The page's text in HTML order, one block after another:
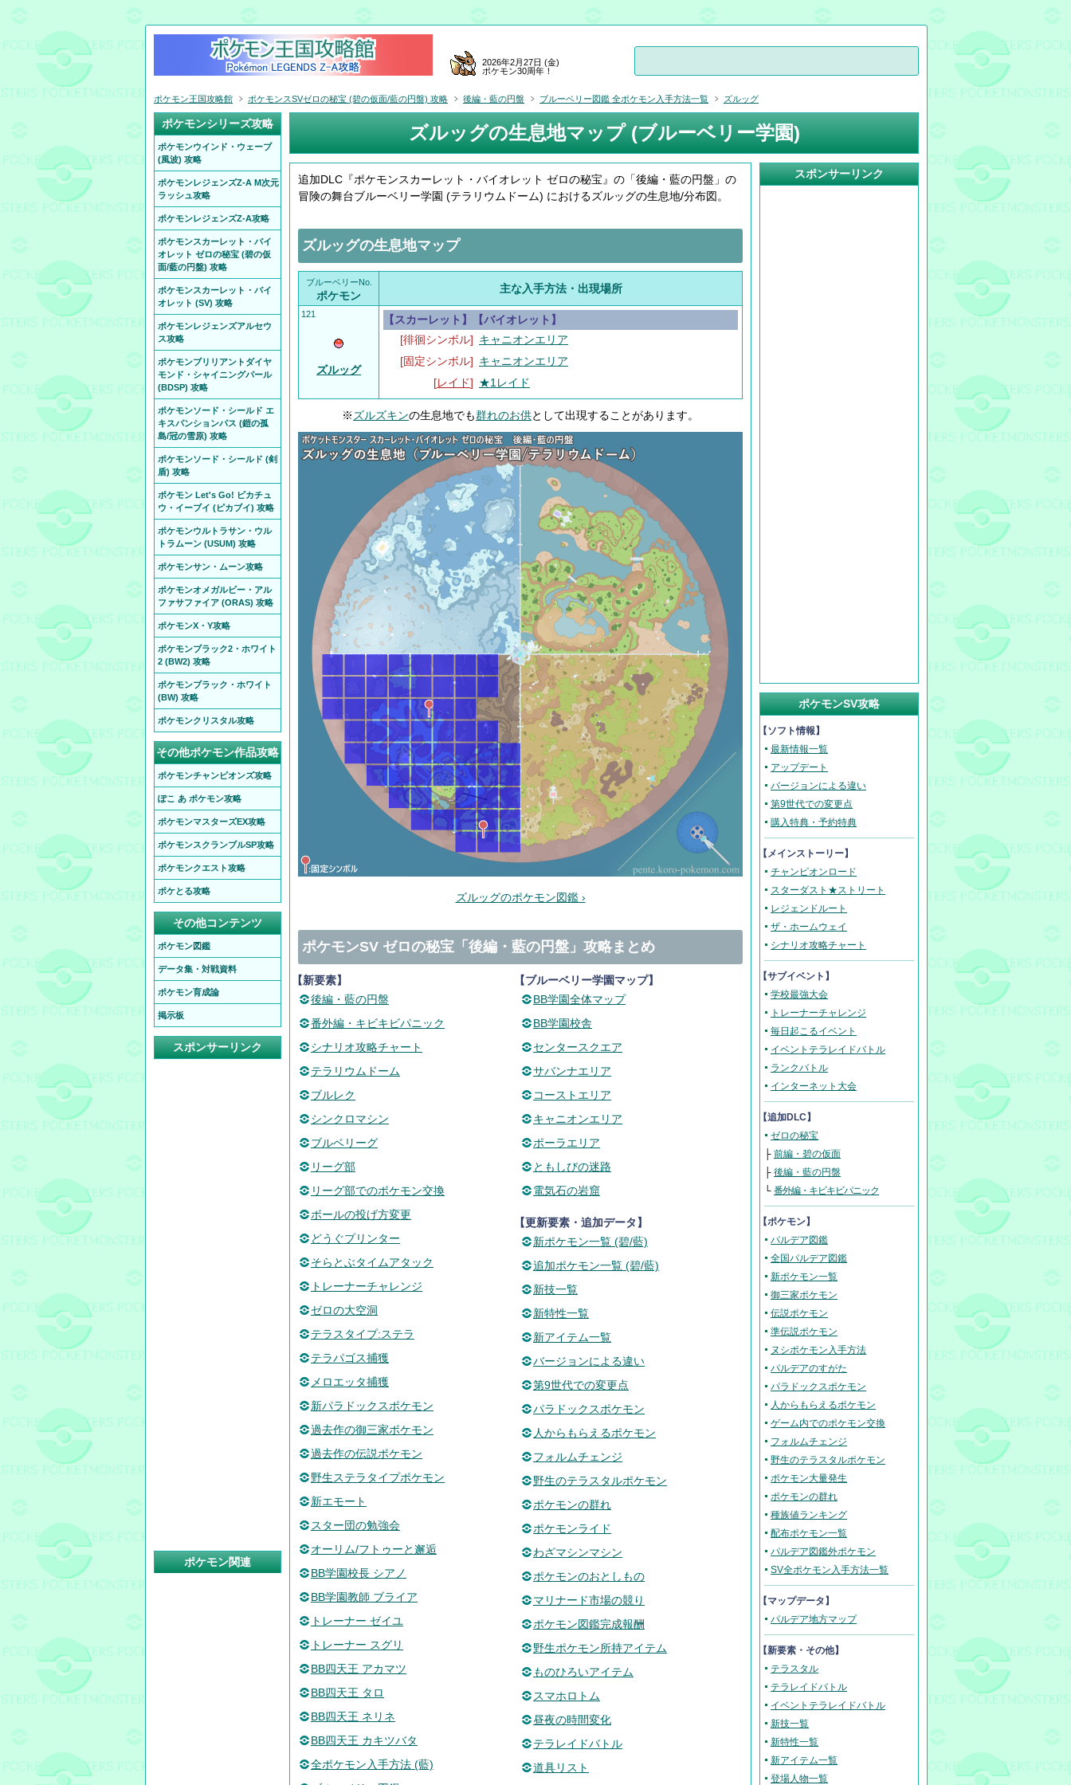
ズルッグの生息地マップ (ブルーベリー学園)
追加DLC『ポケモンスカーレット・バイオレット ゼロの秘宝』の「後編・藍の円盤」の
冒険の舞台ブルーベリー学園 (テラリウムドーム) におけるズルッグの生息地/分布図。
ズルッグの生息地マップ
ブルーベリーNo.
ポケモン
主な入手方法・出現場所
121
ズルッグ
【スカーレット】【バイオレット】
[徘徊シンボル] キャニオンエリア
[固定シンボル] キャニオンエリア
[レイド] ★1レイド
※ ズルズキンの生息地でも群れのお供として出現することがあります。
ズルッグのポケモン図鑑 ›
ポケモンSV ゼロの秘宝「後編・藍の円盤」攻略まとめ
【新要素】
後編・藍の円盤
番外編・キビキビパニック
シナリオ攻略チャート
テラリウムドーム
ブルレク
シンクロマシン
ブルベリーグ
リーグ部
リーグ部でのポケモン交換
ボールの投げ方変更
どうぐプリンター
そらとぶタイムアタック
トレーナーチャレンジ
ゼロの大空洞
テラスタイプ:ステラ
テラパゴス捕獲
メロエッタ捕獲
新パラドックスポケモン
過去作の御三家ポケモン
過去作の伝説ポケモン
野生ステラタイプポケモン
新エモート
スター団の勉強会
オーリム/フトゥーと邂逅
BB学園校長 シアノ
BB学園教師 ブライア
トレーナー ゼイユ
トレーナー スグリ
BB四天王 アカマツ
BB四天王 タロ
BB四天王 ネリネ
BB四天王 カキツバタ
全ポケモン入手方法 (藍)
【ブルーベリー学園マップ】
BB学園全体マップ
BB学園校舎
センタースクエア
サバンナエリア
コーストエリア
キャニオンエリア
ポーラエリア
ともしびの迷路
電気石の岩窟
【更新要素・追加データ】
新ポケモン一覧 (碧/藍)
追加ポケモン一覧 (碧/藍)
新技一覧
新特性一覧
新アイテム一覧
バージョンによる違い
第9世代での変更点
パラドックスポケモン
人からもらえるポケモン
フォルムチェンジ
野生のテラスタルポケモン
ポケモンの群れ
ポケモンライド
わざマシンマシン
ポケモンのおとしもの
マリナード市場の競り
ポケモン図鑑完成報酬
野生ポケモン所持アイテム
ものひろいアイテム
スマホロトム
昼夜の時間変化
テラレイドバトル
道具リスト
スポンサーリンク
ポケモンSV攻略
【ソフト情報】
最新情報一覧
アップデート
バージョンによる違い
第9世代での変更点
購入特典・予約特典
【メインストーリー】
チャンピオンロード
スターダスト★ストリート
レジェンドルート
ザ・ホームウェイ
シナリオ攻略チャート
【サブイベント】
学校最強大会
トレーナーチャレンジ
毎日起こるイベント
イベントテラレイドバトル
ランクバトル
インターネット大会
【追加DLC】
ゼロの秘宝
├ 前編・碧の仮面
├ 後編・藍の円盤
└ 番外編・キビキビパニック
【ポケモン】
パルデア図鑑
全国パルデア図鑑
新ポケモン一覧
御三家ポケモン
伝説ポケモン
準伝説ポケモン
ヌシポケモン入手方法
パルデアのすがた
パラドックスポケモン
人からもらえるポケモン
ゲーム内でのポケモン交換
フォルムチェンジ
野生のテラスタルポケモン
ポケモン大量発生
ポケモンの群れ
種族値ランキング
配布ポケモン一覧
パルデア図鑑外ポケモン
SV全ポケモン入手方法一覧
【マップデータ】
パルデア地方マップ
【新要素・その他】
テラスタル
テラレイドバトル
イベントテラレイドバトル
新技一覧
新特性一覧
新アイテム一覧
登場人物一覧
2026年2月27日 (金)
ポケモン30周年！
ポケモン王国攻略館 ポケモンスSVゼロの秘宝 (碧の仮面/藍の円盤) 攻略 後編・藍の円盤 ブルーベリー図鑑 全ポケモン入手方法一覧 ズルッグ
ポケモンシリーズ攻略
ポケモンウインド・ウェーブ
(風波) 攻略
ポケモンレジェンズZ-A M次元
ラッシュ攻略
ポケモンレジェンズZ-A攻略
ポケモンスカーレット・バイ
オレット ゼロの秘宝 (碧の仮
面/藍の円盤) 攻略
ポケモンスカーレット・バイ
オレット (SV) 攻略
ポケモンレジェンズアルセウ
ス攻略
ポケモンブリリアントダイヤ
モンド・シャイニングパール
(BDSP) 攻略
ポケモンソード・シールド エ
キスパンションパス (鎧の孤
島/冠の雪原) 攻略
ポケモンソード・シールド (剣
盾) 攻略
ポケモン Let's Go! ピカチュ
ウ・イーブイ (ピカブイ) 攻略
ポケモンウルトラサン・ウル
トラムーン (USUM) 攻略
ポケモンサン・ムーン攻略
ポケモンオメガルビー・アル
ファサファイア (ORAS) 攻略
ポケモンX・Y攻略
ポケモンブラック2・ホワイト
2 (BW2) 攻略
ポケモンブラック・ホワイト
(BW) 攻略
ポケモンクリスタル攻略
その他ポケモン作品攻略
ポケモンチャンピオンズ攻略
ぽこ あ ポケモン攻略
ポケモンマスターズEX攻略
ポケモンスクランブルSP攻略
ポケモンクエスト攻略
ポケとる攻略
その他コンテンツ
ポケモン図鑑
データ集・対戦資料
ポケモン育成論
掲示板
スポンサーリンク
ポケモン関連